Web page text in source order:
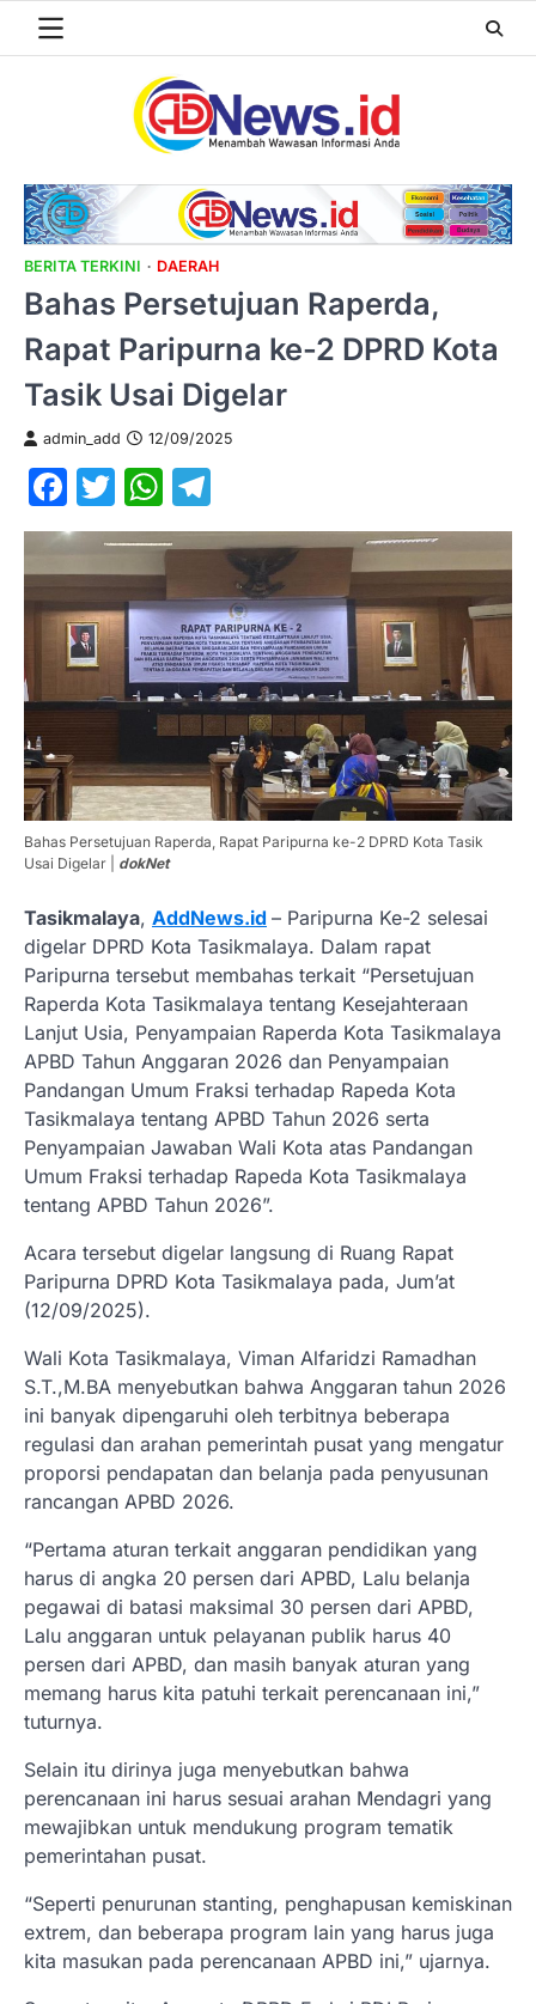
BERITA TERKINI DAERAH
Bahas Persetujuan Raperda,
Rapat Paripurna ke-2 DPRD Kota
Tasik Usai Digelar
admin_add 12/09/2025
Facebook
TwitterWhatsApp
Bahas Persetujuan Raperda, Rapat Paripurna ke-2 DPRD Kota Tasik
Usai Digelar | dokNet
Tasikmalaya, AddNews.id – Paripurna Ke-2 selesai
digelar DPRD Kota Tasikmalaya. Dalam rapat
Paripurna tersebut membahas terkait “Persetujuan
Raperda Kota Tasikmalaya tentang Kesejahteraan
Lanjut Usia, Penyampaian Raperda Kota Tasikmalaya
APBD Tahun Anggaran 2026 dan Penyampaian
Pandangan Umum Fraksi terhadap Rapeda Kota
Tasikmalaya tentang APBD Tahun 2026 serta
Penyampaian Jawaban Wali Kota atas Pandangan
Umum Fraksi terhadap Rapeda Kota Tasikmalaya
tentang APBD Tahun 2026”.
Acara tersebut digelar langsung di Ruang Rapat
Paripurna DPRD Kota Tasikmalaya pada, Jum’at
(12/09/2025).
Wali Kota Tasikmalaya, Viman Alfaridzi Ramadhan
S.T.,M.BA menyebutkan bahwa Anggaran tahun 2026
ini banyak dipengaruhi oleh terbitnya beberapa
regulasi dan arahan pemerintah pusat yang mengatur
proporsi pendapatan dan belanja pada penyusunan
rancangan APBD 2026.
“Pertama aturan terkait anggaran pendidikan yang
harus di angka 20 persen dari APBD, Lalu belanja
pegawai di batasi maksimal 30 persen dari APBD,
Lalu anggaran untuk pelayanan publik harus 40
persen dari APBD, dan masih banyak aturan yang
memang harus kita patuhi terkait perencanaan ini,”
tuturnya.
Selain itu dirinya juga menyebutkan bahwa
perencanaan ini harus sesuai arahan Mendagri yang
mewajibkan untuk mendukung program tematik
pemerintahan pusat.
“Seperti penurunan stanting, penghapusan kemiskinan
extrem, dan beberapa program lain yang harus juga
kita masukan pada perencanaan APBD ini,” ujarnya.